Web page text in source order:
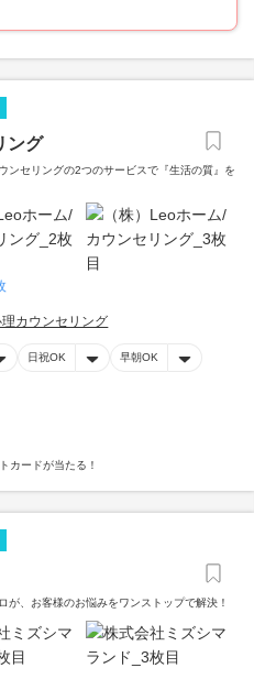
ング
ンセリングの2つのサービスで『生活の質』を
理カウンセリング
日祝OK 早朝OK
カードが当たる！
が、お客様のお悩みをワンストップで解決！